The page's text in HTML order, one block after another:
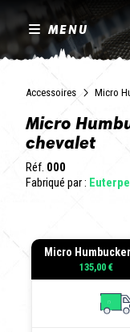
MENU
Accessoires Micro
Micro
chevalet
Réf. 000
Fabriqué par :
135,00 €